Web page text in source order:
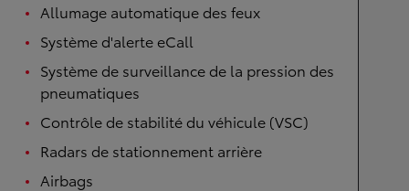
Allumage automatique des feux
Système d'alerte eCall
Système de surveillance de la pression des
pneumatiques
Contrôle de stabilité du véhicule (VSC)
Radars de stationnement arrière
Airbags